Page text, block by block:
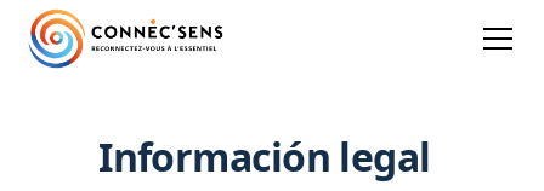
Información legal